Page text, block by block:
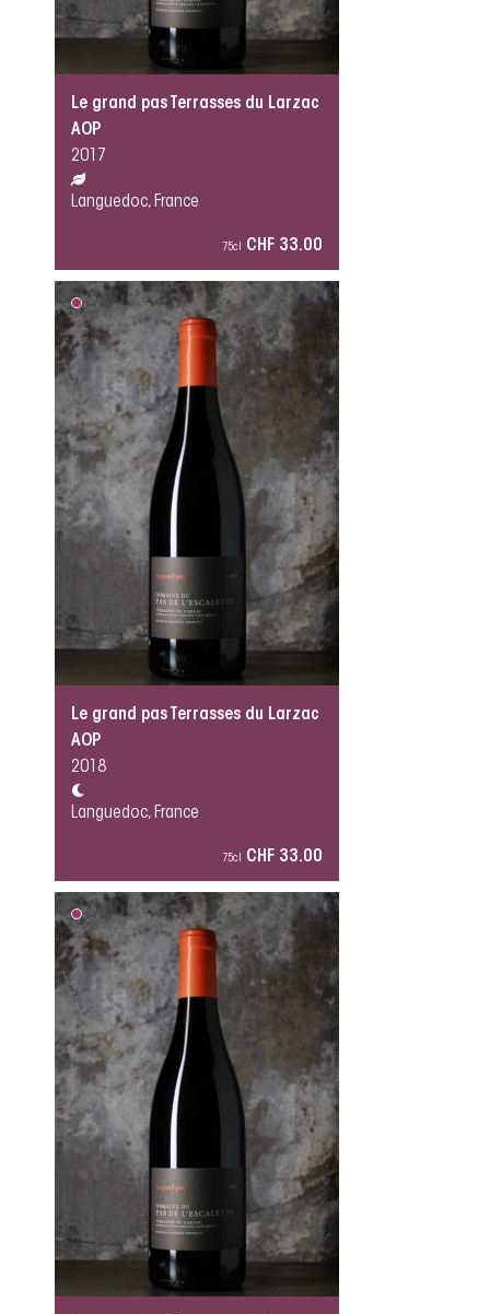
Le grand pas Terrasses du Larzac
AOP
2017
Languedoc, France
75cl CHF 33.00
Le grand pas Terrasses du Larzac
AOP
2018
Languedoc, France
75cl CHF 33.00